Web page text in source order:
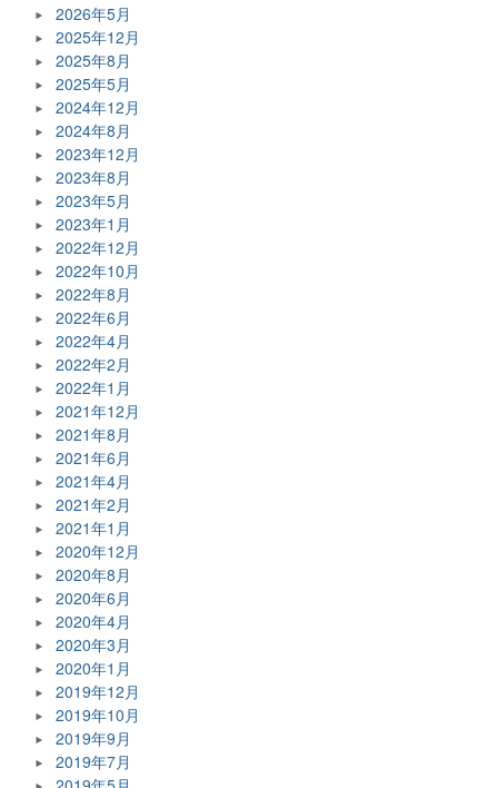
2026年5月
2025年12月
2025年8月
2025年5月
2024年12月
2024年8月
2023年12月
2023年8月
2023年5月
2023年1月
2022年12月
2022年10月
2022年8月
2022年6月
2022年4月
2022年2月
2022年1月
2021年12月
2021年8月
2021年6月
2021年4月
2021年2月
2021年1月
2020年12月
2020年8月
2020年6月
2020年4月
2020年3月
2020年1月
2019年12月
2019年10月
2019年9月
2019年7月